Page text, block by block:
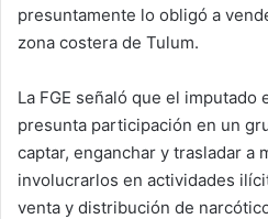
presuntamente lo obligó a
zona costera de Tulum.
La FGE señaló que el imputado
presunta participación en un
captar, enganchar y trasladar a
involucrarlos en actividades
venta y distribución de